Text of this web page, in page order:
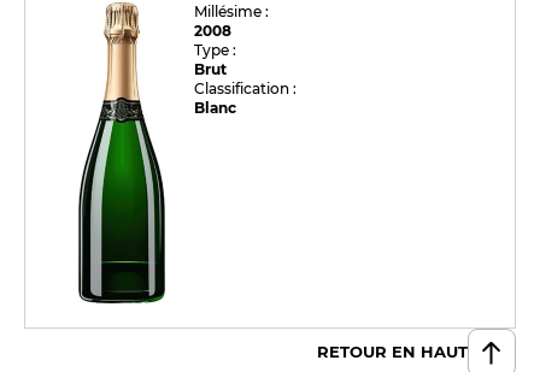
Millésime :
2008
Type :
Brut
Classification :
Blanc
RETOUR EN HAUT